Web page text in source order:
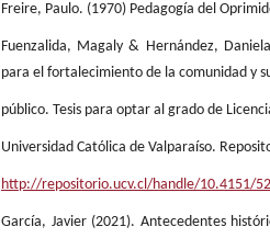
Freire, Paulo. (1970) Pedagogía del
Fuenzalida, Magaly & Hernández,
para el fortalecimiento de la comunidad y
público. Tesis para optar al grado de
Universidad Católica de Valparaíso.
http://repositorio.ucv.cl/handle/10.4151/
García, Javier (2021). Antecedentes